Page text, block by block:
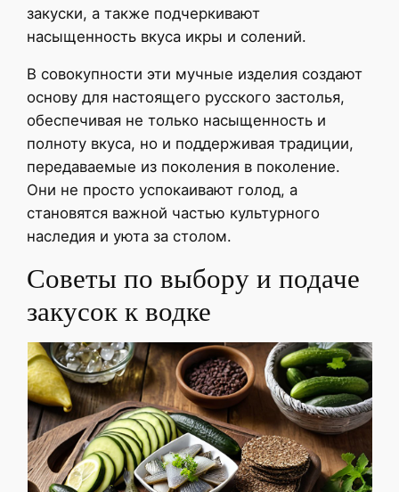
закуски, а также подчеркивают
насыщенность вкуса икры и солений.
В совокупности эти мучные изделия создают
основу для настоящего русского застолья,
обеспечивая не только насыщенность и
полноту вкуса, но и поддерживая традиции,
передаваемые из поколения в поколение.
Они не просто успокаивают голод, а
становятся важной частью культурного
наследия и уюта за столом.
Советы по выбору и подаче
закусок к водке